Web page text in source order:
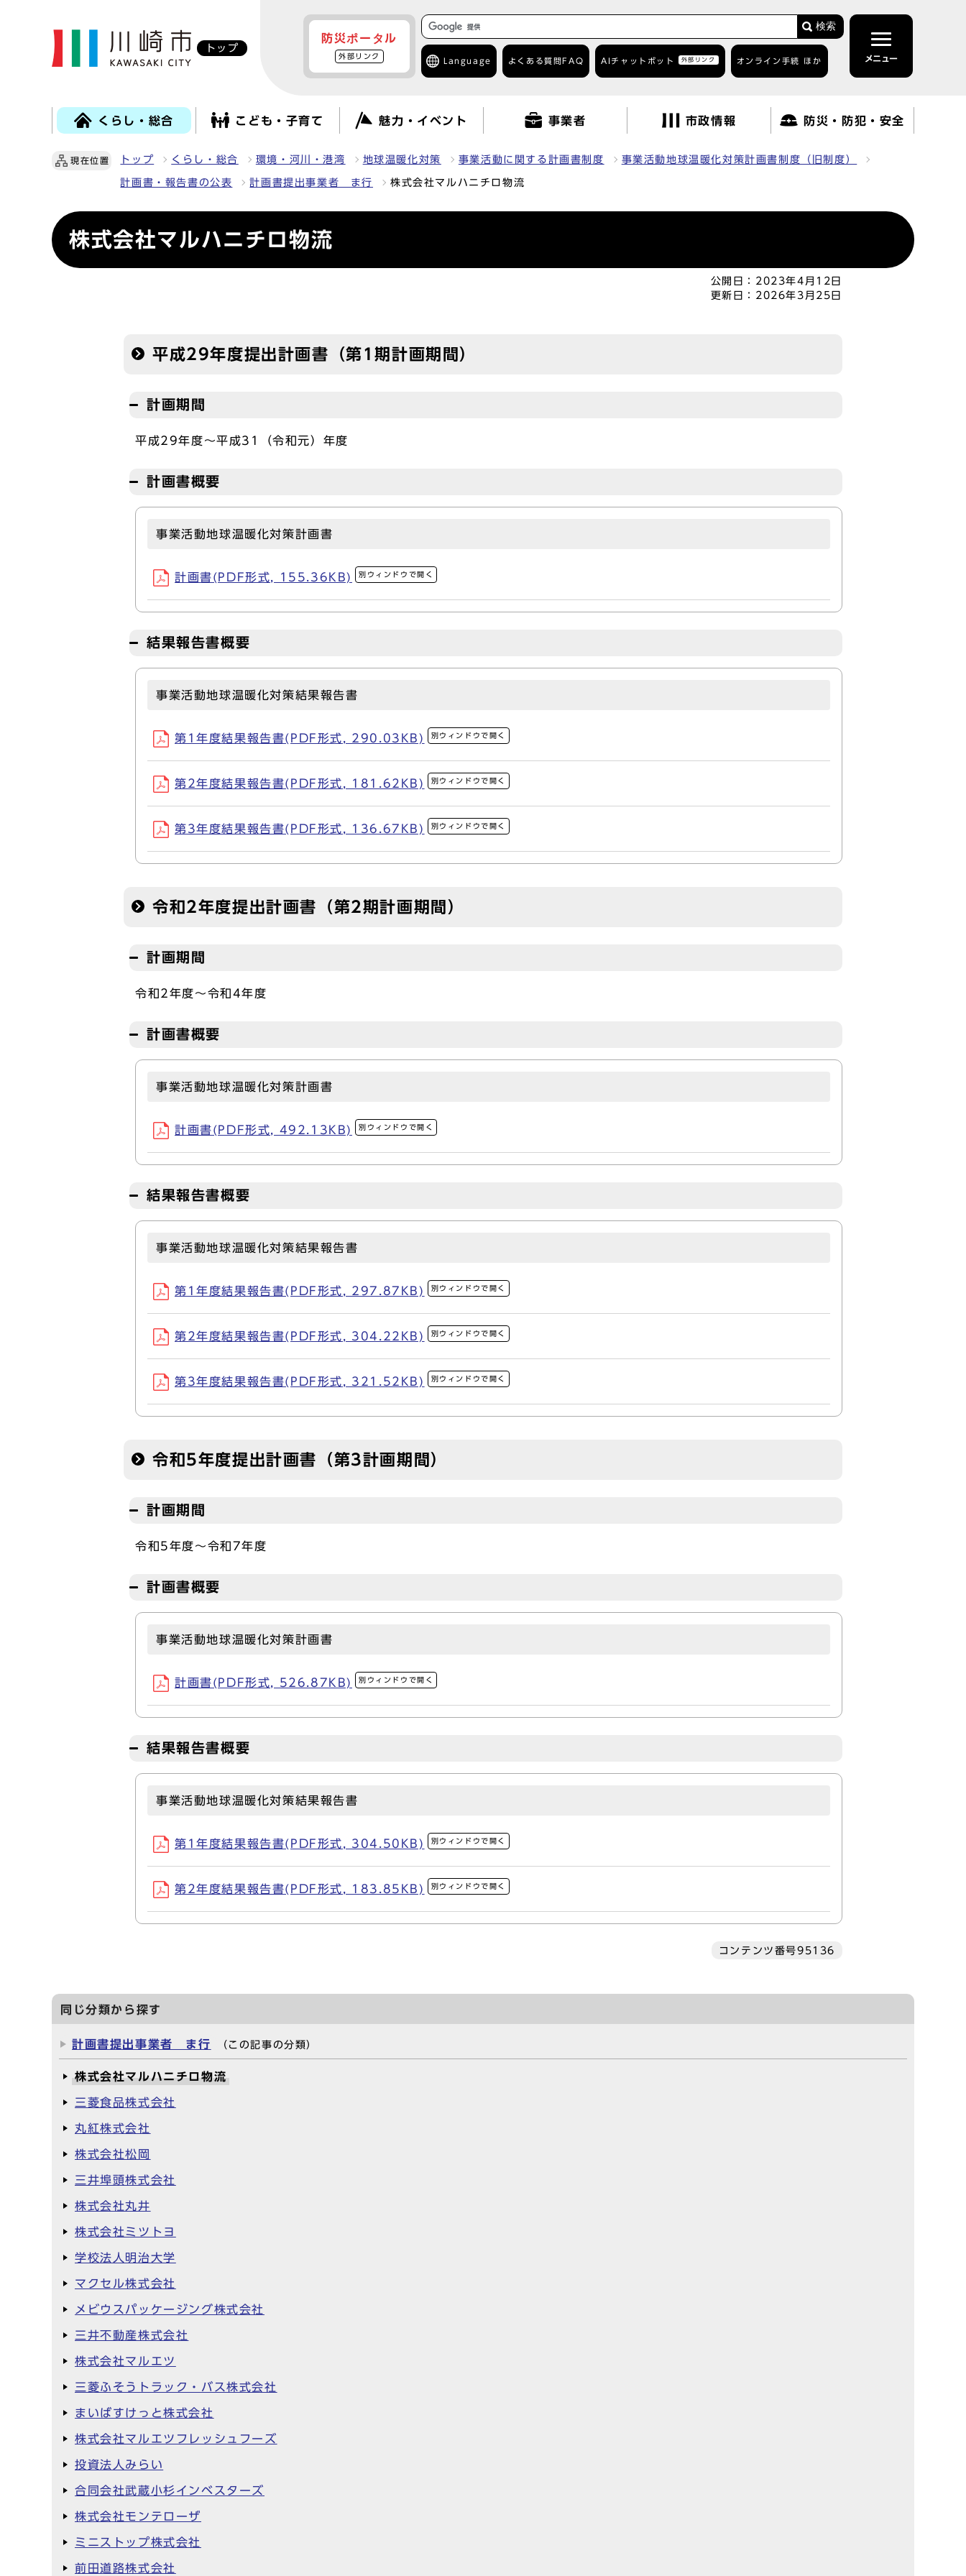
トップ
防災ポータル
外部リンク
検索
Language よくある質問 FAQ AIチャットボット 外部リンク オンライン手続 ほか メニュー
くらし・総合 こども・子育て 魅力・イベント 事業者 市政情報 防災・防犯・安全
現在位置 トップ くらし・総合 環境・河川・港湾 地球温暖化対策 事業活動に関する計画書制度 事業活動地球温暖化対策計画書制度（旧制度）
計画書・報告書の公表 計画書提出事業者 ま行 株式会社マルハニチロ物流
株式会社マルハニチロ物流
公開日： 2023年4月12日
更新日： 2026年3月25日
平成29年度提出計画書（第1期計画期間）
計画期間
平成29年度～平成31（令和元）年度
計画書概要
事業活動地球温暖化対策計画書
計画書(PDF形式, 155.36KB) 別ウィンドウで開く
結果報告書概要
事業活動地球温暖化対策結果報告書
第1年度結果報告書(PDF形式, 290.03KB) 別ウィンドウで開く
第2年度結果報告書(PDF形式, 181.62KB) 別ウィンドウで開く
第3年度結果報告書(PDF形式, 136.67KB) 別ウィンドウで開く
令和2年度提出計画書（第2期計画期間）
計画期間
令和2年度～令和4年度
計画書概要
事業活動地球温暖化対策計画書
計画書(PDF形式, 492.13KB) 別ウィンドウで開く
結果報告書概要
事業活動地球温暖化対策結果報告書
第1年度結果報告書(PDF形式, 297.87KB) 別ウィンドウで開く
第2年度結果報告書(PDF形式, 304.22KB) 別ウィンドウで開く
第3年度結果報告書(PDF形式, 321.52KB) 別ウィンドウで開く
令和5年度提出計画書（第3計画期間）
計画期間
令和5年度～令和7年度
計画書概要
事業活動地球温暖化対策計画書
計画書(PDF形式, 526.87KB) 別ウィンドウで開く
結果報告書概要
事業活動地球温暖化対策結果報告書
第1年度結果報告書(PDF形式, 304.50KB) 別ウィンドウで開く
第2年度結果報告書(PDF形式, 183.85KB) 別ウィンドウで開く
コンテンツ番号95136
同じ分類から探す
計画書提出事業者 ま行 （この記事の分類）
株式会社マルハニチロ物流
三菱食品株式会社
丸紅株式会社
株式会社松岡
三井埠頭株式会社
株式会社丸井
株式会社ミツトヨ
学校法人明治大学
マクセル株式会社
メビウスパッケージング株式会社
三井不動産株式会社
株式会社マルエツ
三菱ふそうトラック・バス株式会社
まいばすけっと株式会社
株式会社マルエツフレッシュフーズ
投資法人みらい
合同会社武蔵小杉インベスターズ
株式会社モンテローザ
ミニストップ株式会社
前田道路株式会社